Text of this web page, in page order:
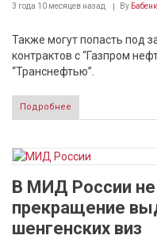
3 года 10 месяцев назад By
Также могут попасть под
контрактов с “Газпром
“Транснефтью”.
Подробнее
В МИД России
прекращение
шенгенских виз